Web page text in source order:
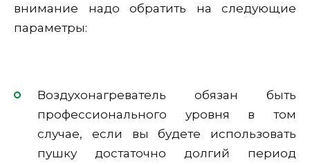
внимание надо обратить на следующие
параметры:
Воздухонагреватель обязан быть
профессионального уровня в том
случае, если вы будете использовать
пушку достаточно долгий период